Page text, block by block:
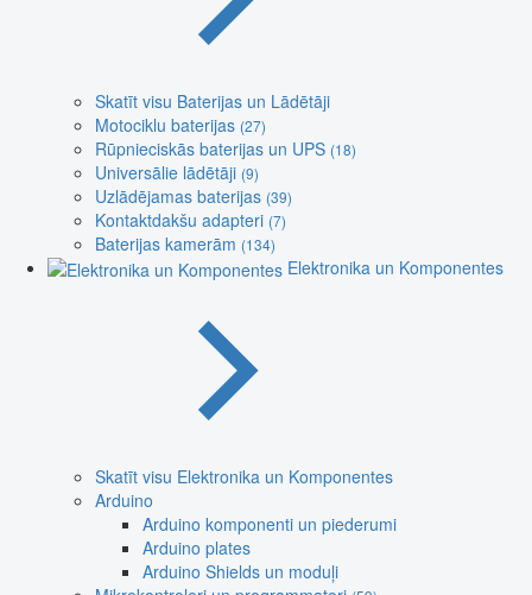
Skatīt visu Baterijas un Lādētāji
Motociklu baterijas (27)
Rūpnieciskās baterijas un UPS (18)
Universālie lādētāji (9)
Uzlādējamas baterijas (39)
Kontaktdakšu adapteri (7)
Baterijas kamerām (134)
Elektronika un Komponentes
Skatīt visu Elektronika un Komponentes
Arduino
Arduino komponenti un piederumi
Arduino plates
Arduino Shields un moduļi